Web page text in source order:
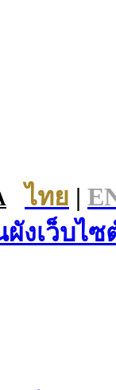
ไทย |
งเว็บไซ